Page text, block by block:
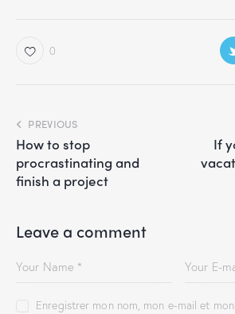
0
PREVIOUS
How to stop
procrastinating and
finish a project
If
Leave a comment
Enregistrer mon nom, mon e-mail et